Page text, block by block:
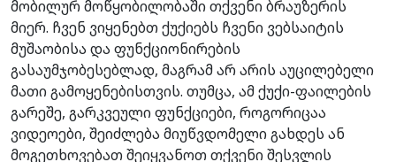
მობილურ მოწყობილობაში თქვენი ბრაუზერის
მიერ. ჩვენ ვიყენებთ ქუქიებს ჩვენი ვებსაიტის
მუშაობისა და ფუნქციონირების
გასაუმჯობესებლად, მაგრამ არ არის აუცილებელი
მათი გამოყენებისთვის. თუმცა, ამ ქუქი-ფაილების
გარეშე, გარკვეული ფუნქციები, როგორიცაა
ვიდეოები, შეიძლება მიუწვდომელი გახდეს ან
მოგეთხოვებათ შეიყვანოთ თქვენი შესვლის